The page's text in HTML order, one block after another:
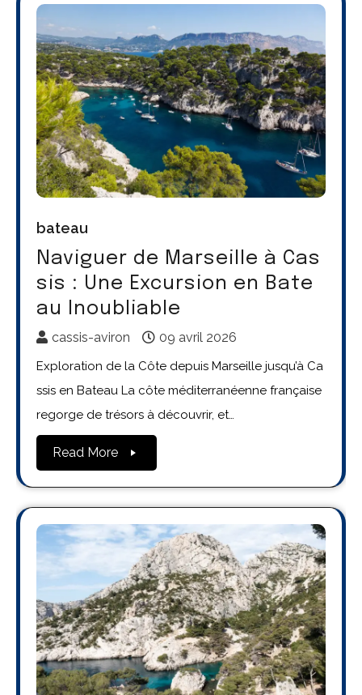
bateau
Naviguer de Marseille à Cas
sis : Une Excursion en Bate
au Inoubliable
cassis-aviron 09 avril 2026
Exploration de la Côte depuis Marseille jusqu’à Ca
ssis en Bateau La côte méditerranéenne française
regorge de trésors à découvrir, et…
Read More